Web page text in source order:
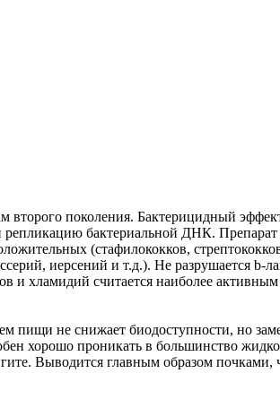
поколения. Бактерицидный
репликацию бактериальной ДНК.
(стафилококков,
иерсений и т.д.). Не разрушается
хламидий считается наиболее
не снижает биодоступности, но
хорошо проникать в большинство
Выводится главным образом